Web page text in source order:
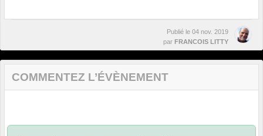
Publié le 04 nov. 2019
par FRANCOIS LITTY
COMMENTEZ L’ÉVÈNEMENT